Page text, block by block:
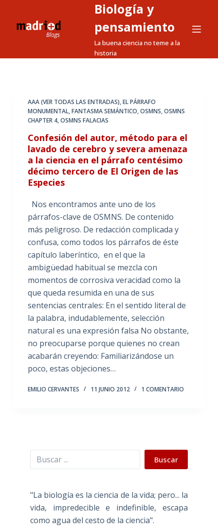
a
Biología y
pensamiento
La buena ciencia no teme a la
historia
AAA (VER TODAS LAS ENTRADAS),EL PÁRRAFO
MONUMENTAL,FANTASMA SEMÁNTICO,OSMNS,OSMNS
CHAPTER 4,OSMNS FALACIAS
Confesión del autor, método para el
lavado de cerebro y severa amenaza
a la ciencia en el párrafo centésimo
décimo tercero de El Origen de las
Especies
Nos encontramos ante uno de los
párrafos-clave de OSMNS. De contenido
más peligroso. De redacción complicada y
confusa, como todos los párrafos de éste
capítulo laberíntico, en el que la
ambigüedad habitual se mezcla con
momentos de corrosiva veracidad como la
que queda resumida en una de sus
sentencias centrales: En el sentido literal de
la palabra, indudablemente, selección
natural es una expresión falsa No obstante,
no preocuparse porque quienes no crean
acabarán creyendo: Familiarizándose un
poco, estas objeciones…
EMILIO CERVANTES 11 JUNIO 2012 1 COMENTARIO
Buscar Buscar
"La biología es la ciencia de la vida; pero... la
vida, impredecible e indefinible, escapa
como agua del cesto de la ciencia".